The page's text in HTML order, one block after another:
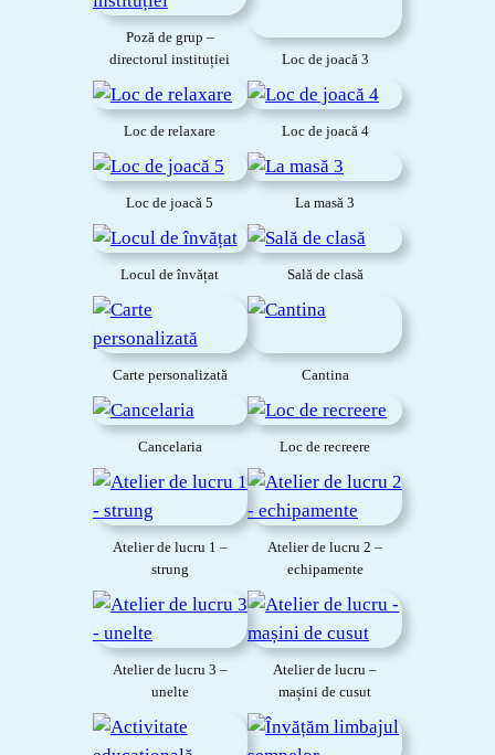
Poză de grup –
directorul instituției
Loc de joacă 3
Loc de relaxare Loc de joacă 4
Loc de joacă 5 La masă 3
Locul de învățat Sală de clasă
Carte personalizată Cantina
Cancelaria Loc de recreere
Atelier de lucru 1 –
strung
Atelier de lucru 2 –
echipamente
Atelier de lucru 3 –
unelte
Atelier de lucru –
mașini de cusut